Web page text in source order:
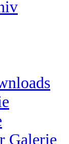
Galerie